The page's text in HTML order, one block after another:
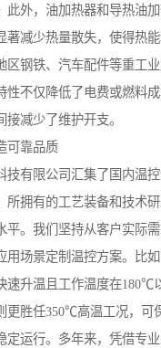
此外，油加热器和导热油
著减少热量散失，使得热
区钢铁、汽车配件等重工业
性不仅降低了电费或燃料
接减少了维护开支。
可靠品质
技有限公司汇集了国内温
所拥有的工艺装备和技术
平。我们坚持从客户实际
用场景定制温控方案。比
速升温且工作温度在180℃
更胜任350℃高温工况，可
定运行。多年来，凭借专